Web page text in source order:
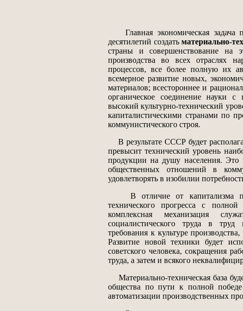
Главная экономическая задача
десятилетий создатьматериально-
страны и совершенствование на
производства во всех отраслях
процессов, все более полную их
всемерное развитие новых,
материалов; всестороннее и
органическое соединение науки с
высокий культурно-технический
капиталистическими странами по
коммунистического строя.
В результате СССР будет
превысит технический уровень
продукции на душу населения. Это
общественных отношений в
удовлетворять в изобилии
В отличие от капитализма
технического прогресса с
комплексная механизация
социалистического труда в труд
требования к культуре
Развитие новой техники будет
советского человека, сокращения
труда, а затем и всякого
Материально-техническая база
общества по пути к полной
автоматизации производственных